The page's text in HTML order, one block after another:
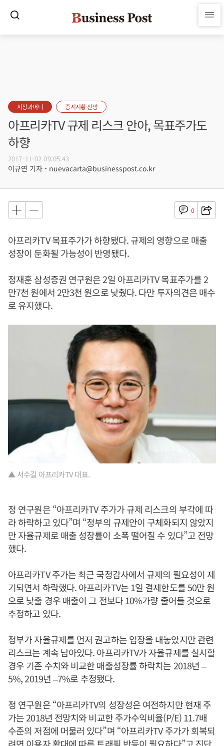
시장과머니 증시시황·전망
아프리카TV 규제 리스크 안아, 목표주가도
하향
2017-11-02 09:05:43
이규연 기자 - nuevacarta@businesspost.co.kr
0
아프리카TV 목표주가가 하향됐다. 규제의 영향으로 매출
성장이 둔화될 가능성이 반영됐다.
정재훈 삼성증권 연구원은 2일 아프리카TV 목표주가를 2
만7천 원에서 2만3천 원으로 낮췄다. 다만 투자의견은 매수
로 유지했다.
▲ 서수길 아프리카TV 대표.
정 연구원은 “아프리카TV 주가가 규제 리스크의 부각에 따
라 하락하고 있다”며 “정부의 규제안이 구체화되지 않았지
만 자율규제로 매출 성장률이 소폭 떨어질 수 있다”고 전망
했다.
아프리카TV 주가는 최근 국정감사에서 규제의 필요성이 제
기되면서 하락했다. 아프리카TV는 1일 결제한도를 50만 원
으로 낮출 경우 매출이 그 전보다 10%가량 줄어들 것으로
추정하고 있다.
정부가 자율규제를 먼저 권고하는 입장을 내놓았지만 관련
리스크는 계속 남아있다. 아프리카TV가 자율규제를 실시할
경우 기존 수치와 비교한 매출성장률 하락치는 2018년 –
5%, 2019년 –7%로 추정됐다.
정 연구원은 “아프리카TV의 성장성은 여전하지만 현재 주
가는 2018년 전망치와 비교한 주가수익비율(P/E) 11.7배
수준의 저점에 머물러 있다”며 “아프리카TV 주가가 회복되